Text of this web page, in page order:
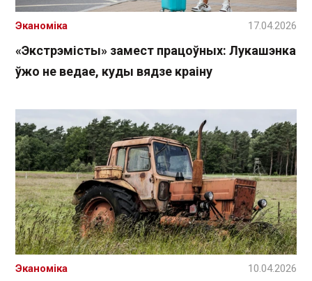
«Экстрэмісты» замест працоўных: Лукашэнка
ўжо не ведае, куды вядзе краіну
Эканоміка 17.04.2026
Эканоміка 10.04.2026